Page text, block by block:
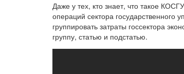
Даже у тех, кто знает, что такое
операций сектора государственного
группировать затраты госсектора
группу, статью и подстатью.